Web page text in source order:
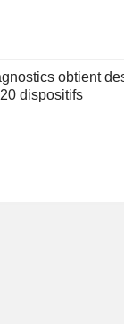
obtient
dispositifs